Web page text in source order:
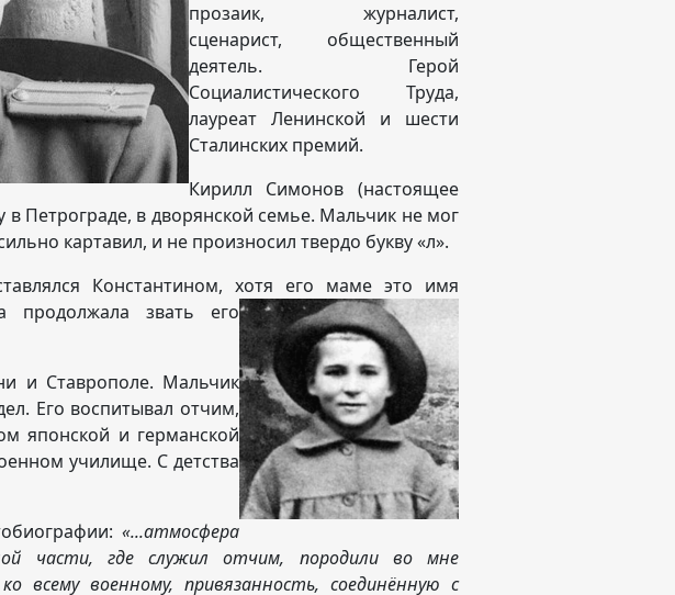
прозаик, журналист,
сценарист, общественный
деятель. Герой
Социалистического Труда,
лауреат Ленинской и шести
Сталинских премий.
Кирилл Симонов (настоящее
в Петрограде, в дворянской семье. Мальчик не мог
картавил, и не произносил твердо букву «л».
Константином, хотя его маме это имя
продолжала звать его
и Ставрополе. Мальчик
Его воспитывал отчим,
японской и германской
училище. С детства
«...атмосфера
части, где служил отчим, породили во мне
всему военному, привязанность, соединённую с